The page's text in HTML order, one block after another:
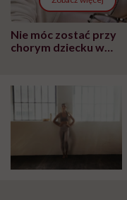
Nie móc zostać przy
chorym dziecku w
może chyba tylko
wyobraźni"